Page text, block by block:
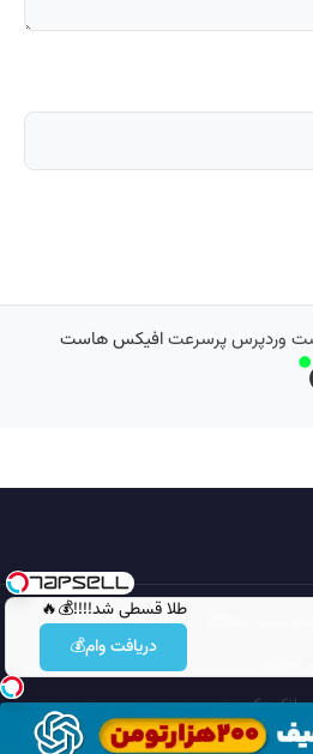
طلا قسطی شد!!!!💰🔥
دریافت وام💰
وردپرس پرسرعتافیکس هاست
مجله نورگرام
بانک عکس
هم معنی